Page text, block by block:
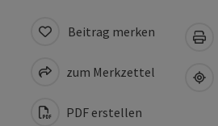
Beitrag merken
zum Merkzettel
PDF erstellen